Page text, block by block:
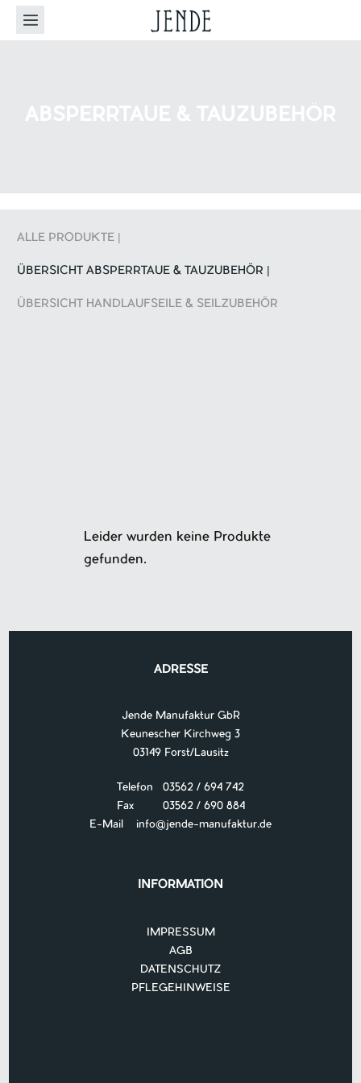
ALLE PRODUKTE |
ÜBERSICHT ABSPERRTAUE & TAUZUBEHÖR |
ÜBERSICHT HANDLAUFSEILE & SEILZUBEHÖR
Leider wurden keine Produkte
gefunden.
ADRESSE
Jende Manufaktur GbR
Keunescher Kirchweg 3
03149 Forst/Lausitz
Telefon 03562 / 694 742
Fax 03562 / 690 884
E-Mail
info@jende-manufaktur.de
INFORMATION
IMPRESSUM
AGB
DATENSCHUTZ
PFLEGEHINWEISE